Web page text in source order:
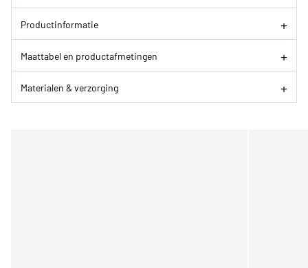
Productinformatie
Maattabel en productafmetingen
Materialen & verzorging